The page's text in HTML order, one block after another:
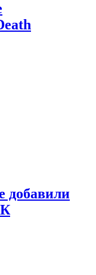
добавили